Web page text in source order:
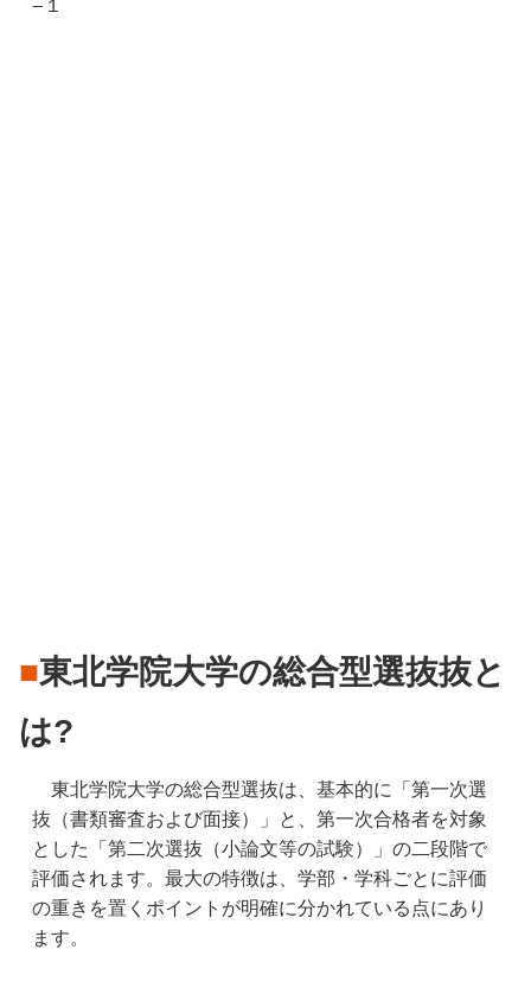
−１
■東北学院大学の総合型選抜抜と
は?
東北学院大学の総合型選抜は、基本的に「第一次選
抜（書類審査および面接）」と、第一次合格者を対象
とした「第二次選抜（小論文等の試験）」の二段階で
評価されます。最大の特徴は、学部・学科ごとに評価
の重きを置くポイントが明確に分かれている点にあり
ます。